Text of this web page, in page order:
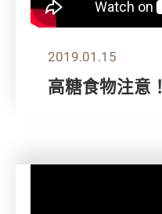
2019.01.15
高糖食物注意！